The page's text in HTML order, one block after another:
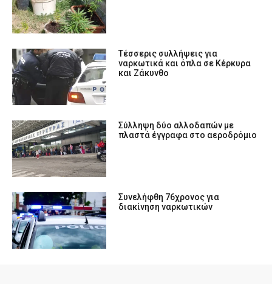
Tέσσερις συλλήψεις για
ναρκωτικά και όπλα σε Κέρκυρα
και Ζάκυνθο
Σύλληψη δύο αλλοδαπών με
πλαστά έγγραφα στο αεροδρόμιο
Συνελήφθη 76χρονος για
διακίνηση ναρκωτικών